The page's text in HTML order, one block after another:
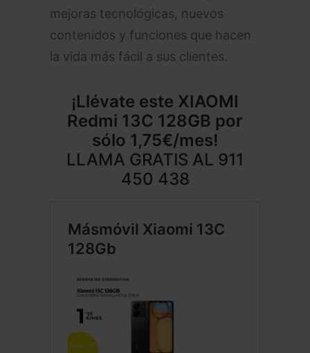
mejoras tecnológicas, nuevos
contenidos y funciones que hacen
la vida más fácil a sus clientes.
¡Llévate este XIAOMI
Redmi 13C 128GB por
sólo 1,75€/mes!
LLAMA GRATIS AL 911
450 438